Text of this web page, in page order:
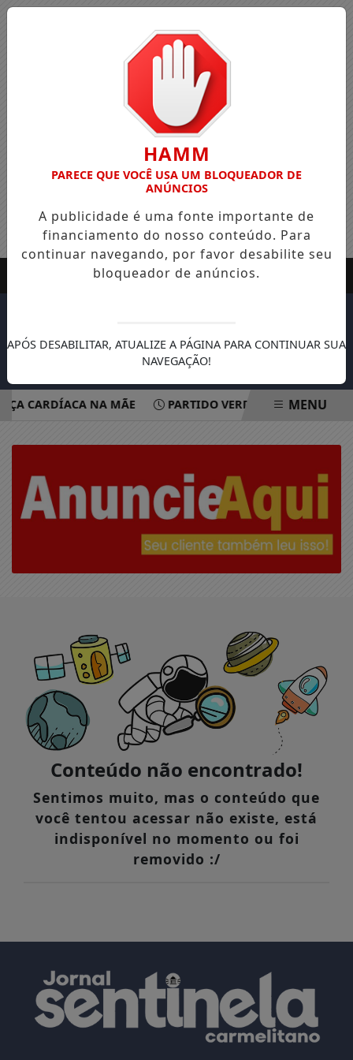
CARDÍACA NA MÃE PARTIDO VERDE OFICIALIZA
MENU
Conteúdo não encontrado!
Sentimos muito, mas o conteúdo que
você tentou acessar não existe, está
indisponível no momento ou foi
removido :/
HAMM
PARECE QUE VOCÊ USA UM BLOQUEADOR DE
ANÚNCIOS
A publicidade é uma fonte importante de
financiamento do nosso conteúdo. Para
continuar navegando, por favor desabilite seu
bloqueador de anúncios.
APÓS DESABILITAR, ATUALIZE A PÁGINA PARA CONTINUAR SUA
NAVEGAÇÃO!